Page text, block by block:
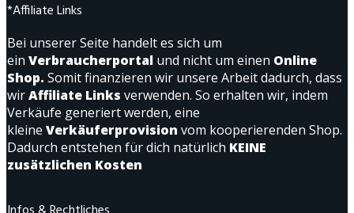
*Affiliate Links
Bei unserer Seite handelt es sich um
ein Verbraucherportal und nicht um einen Online
Shop. Somit finanzieren wir unsere Arbeit dadurch, dass
wirAffiliate Links verwenden. So erhalten wir, indem
Verkäufe generiert werden, eine
kleine Verkäuferprovision vom kooperierenden Shop.
Dadurch entstehen für dich natürlich KEINE
zusätzlichen Kosten